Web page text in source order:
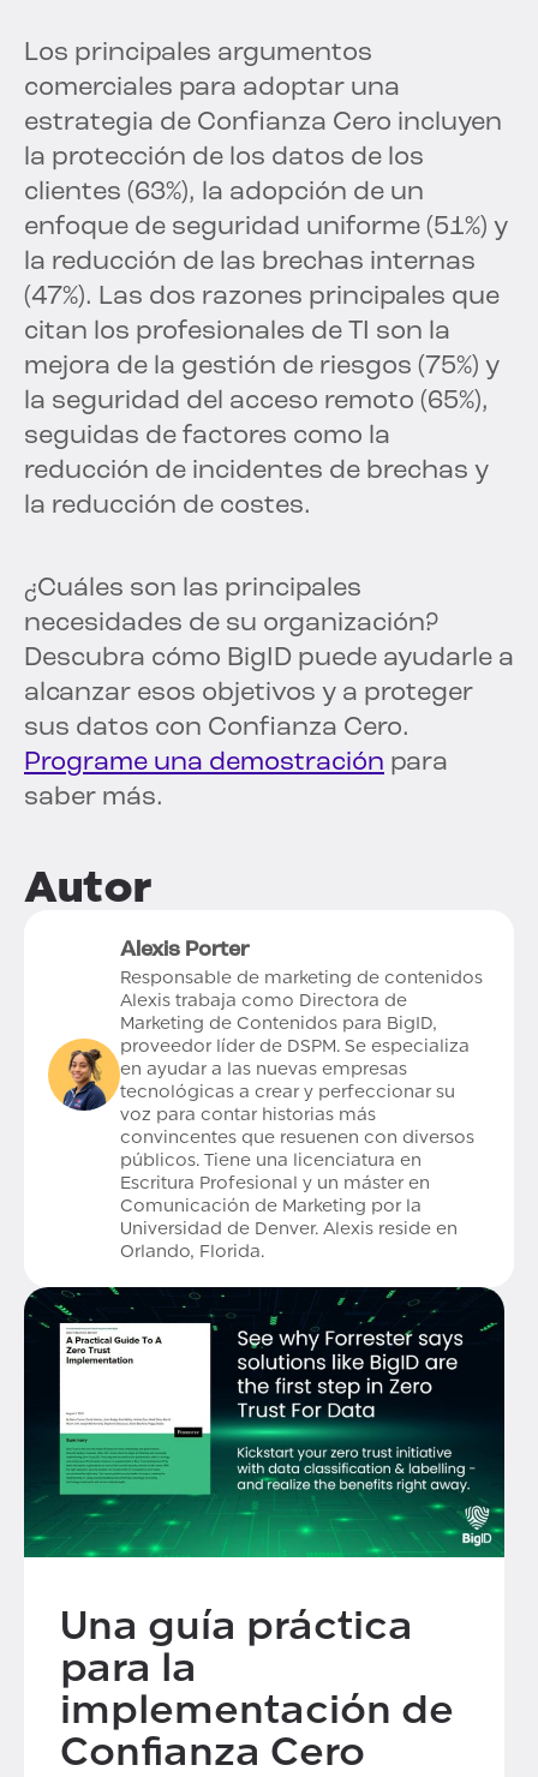
Los principales argumentos
comerciales para adoptar una
estrategia de Confianza Cero incluyen
la protección de los datos de los
clientes (63%), la adopción de un
enfoque de seguridad uniforme (51%) y
la reducción de las brechas internas
(47%). Las dos razones principales que
citan los profesionales de TI son la
mejora de la gestión de riesgos (75%) y
la seguridad del acceso remoto (65%),
seguidas de factores como la
reducción de incidentes de brechas y
la reducción de costes.
¿Cuáles son las principales
necesidades de su organización?
Descubra cómo BigID puede ayudarle a
alcanzar esos objetivos y a proteger
sus datos con Confianza Cero.
Programe una demostración para
saber más.
Autor
Alexis Porter
Responsable de marketing de contenidos
Alexis trabaja como Directora de
Marketing de Contenidos para BigID,
proveedor líder de DSPM. Se especializa
en ayudar a las nuevas empresas
tecnológicas a crear y perfeccionar su
voz para contar historias más
convincentes que resuenen con diversos
públicos. Tiene una licenciatura en
Escritura Profesional y un máster en
Comunicación de Marketing por la
Universidad de Denver. Alexis reside en
Orlando, Florida.
Una guía práctica
para la
implementación de
Confianza Cero